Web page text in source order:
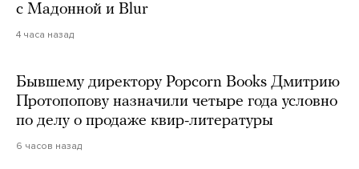
с Мадонной и Blur
4 часа назад
Бывшему директору Popcorn Books Дмитрию
Протопопову назначили четыре года условно
по делу о продаже квир-литературы
6 часов назад